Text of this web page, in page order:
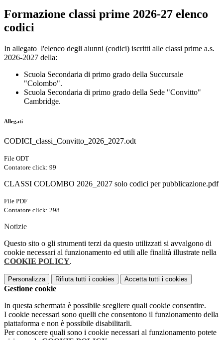
Formazione classi prime 2026-27 elenco
codici
In allegato l'elenco degli alunni (codici) iscritti alle classi prime a.s.
2026-2027 della:
Scuola Secondaria di primo grado della Succursale
"Colombo".
Scuola Secondaria di primo grado della Sede "Convitto"
Cambridge.
Allegati
CODICI_classi_Convitto_2026_2027.odt
File ODT
Contatore click: 99
CLASSI COLOMBO 2026_2027 solo codici per pubblicazione.pdf
File PDF
Contatore click: 298
Notizie
Questo sito o gli strumenti terzi da questo utilizzati si avvalgono di
cookie necessari al funzionamento ed utili alle finalità illustrate nella
COOKIE POLICY.
Personalizza Rifiuta tutti i cookies Accetta tutti i cookies
Gestione cookie
In questa schermata è possibile scegliere quali cookie consentire.
I cookie necessari sono quelli che consentono il funzionamento della
piattaforma e non è possibile disabilitarli.
Per conoscere quali sono i cookie necessari al funzionamento potete